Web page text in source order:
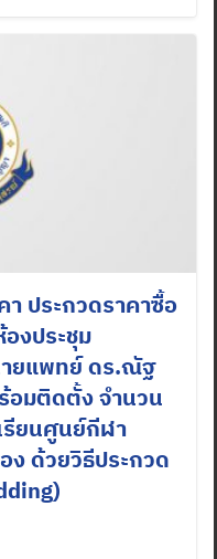
า ประกวดราคาซื้อ
งประชุม
ยแพทย์ ดร.ณัฐ
อมติดตั้ง จำนวน
รียนศูนย์กีฬา
ง ด้วยวิธีประกวด